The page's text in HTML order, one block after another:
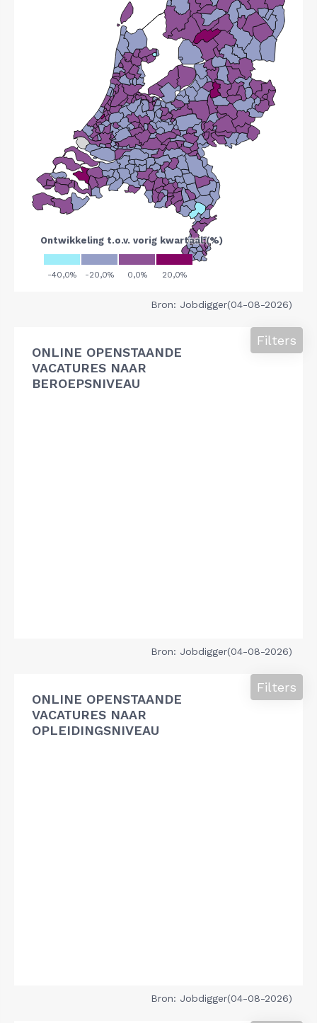
Bron: Jobdigger(04-08-2026)
ONLINE OPENSTAANDE
VACATURES NAAR
BEROEPSNIVEAU
Filters
Bron: Jobdigger(04-08-2026)
ONLINE OPENSTAANDE
VACATURES NAAR
OPLEIDINGSNIVEAU
Filters
Bron: Jobdigger(04-08-2026)